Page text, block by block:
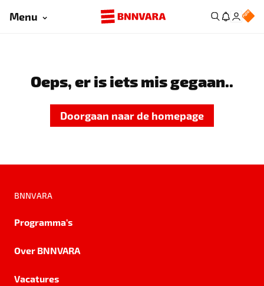
Menu
Oeps, er is iets mis gegaan..
Doorgaan naar de homepage
BNNVARA
Programma's
Over BNNVARA
Vacatures